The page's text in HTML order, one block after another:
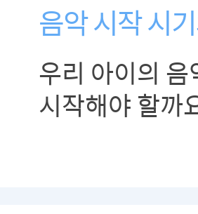
음악 시작 시
우리 아이의
시작해야 할까